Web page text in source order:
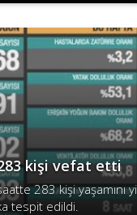
kişi vefat etti
283 kişi yaşamını
tespit edildi.